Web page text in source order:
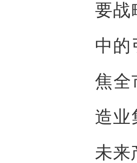
要战
中的
焦全
造业
未来